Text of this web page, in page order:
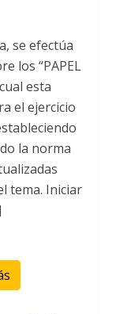
se efectúa
los “PAPEL
esta
el ejercicio
la norma
tema. Iniciar